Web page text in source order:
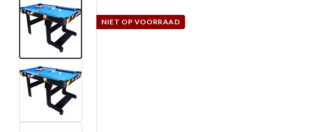
NIET OP VOORRAAD
View larger image